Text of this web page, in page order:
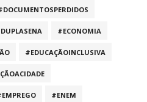
#ECONOMIA
#EDUCAÇÃOINCLUSIVA
#ENEM